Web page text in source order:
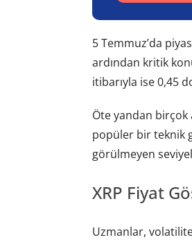
5 Temmuz’da
ardından kritik
itibarıyla ise 0,45
Öte yandan birçok
popüler bir teknik
görülmeyen
XRP Fiyat
Uzmanlar,